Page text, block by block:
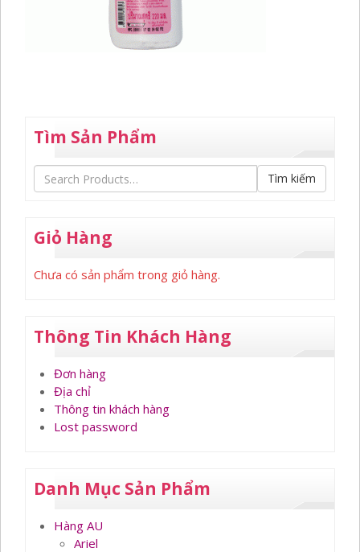
Tìm Sản Phẩm
Tìm kiếm
Giỏ Hàng
Chưa có sản phẩm trong giỏ hàng.
Thông Tin Khách Hàng
Đơn hàng
Địa chỉ
Thông tin khách hàng
Lost password
Danh Mục Sản Phẩm
Hàng AU
Ariel